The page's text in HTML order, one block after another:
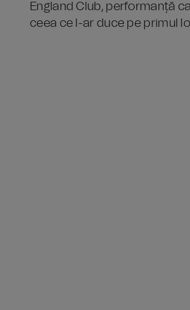
England Club, performanță
ceea ce l-ar duce pe primul